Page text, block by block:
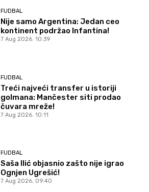
FUDBAL
Nije samo Argentina: Jedan ceo
kontinent podržao Infantina!
7 Aug 2026. 10:39
FUDBAL
Treći najveći transfer u istoriji
golmana: Mančester siti prodao
čuvara mreže!
7 Aug 2026. 10:11
FUDBAL
Saša Ilić objasnio zašto nije igrao
Ognjen Ugrešić!
7 Aug 2026. 09:40